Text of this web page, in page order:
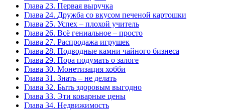
Глава 23. Первая выручка
Глава 24. Дружба со вкусом печеной картошки
Глава 25. Успех – плохой учитель
Глава 26. Всё гениальное – просто
Глава 27. Распродажа игрушек
Глава 28. Подводные камни чайного бизнеса
Глава 29. Пора подумать о залоге
Глава 30. Монетизация хобби
Глава 31. Знать – не делать
Глава 32. Быть здоровым выгодно
Глава 33. Эти коварные цены
Глава 34. Недвижимость